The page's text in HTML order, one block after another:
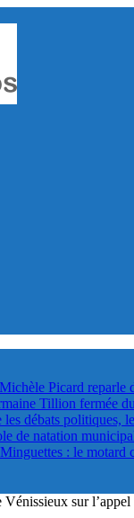
Picard reparle
Tillion fermée
débats politiques,
de natation
: le motard
sur l’appel